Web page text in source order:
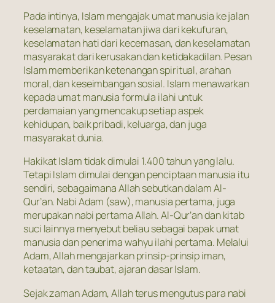
Pada intinya, Islam mengajak umat manusia ke jalan
keselamatan, keselamatan jiwa dari kekufuran,
keselamatan hati dari kecemasan, dan keselamatan
masyarakat dari kerusakan dan ketidakadilan. Pesan
Islam memberikan ketenangan spiritual, arahan
moral, dan keseimbangan sosial. Islam menawarkan
kepada umat manusia formula ilahi untuk
perdamaian yang mencakup setiap aspek
kehidupan, baik pribadi, keluarga, dan juga
masyarakat dunia.
Hakikat Islam tidak dimulai 1.400 tahun yang lalu.
Tetapi Islam dimulai dengan penciptaan manusia itu
sendiri, sebagaimana Allah sebutkan dalam Al-
Qur’an. Nabi Adam (saw), manusia pertama, juga
merupakan nabi pertama Allah. Al-Qur’an dan kitab
suci lainnya menyebut beliau sebagai bapak umat
manusia dan penerima wahyu ilahi pertama. Melalui
Adam, Allah mengajarkan prinsip-prinsip iman,
ketaatan, dan taubat, ajaran dasar Islam.
Sejak zaman Adam, Allah terus mengutus para nabi